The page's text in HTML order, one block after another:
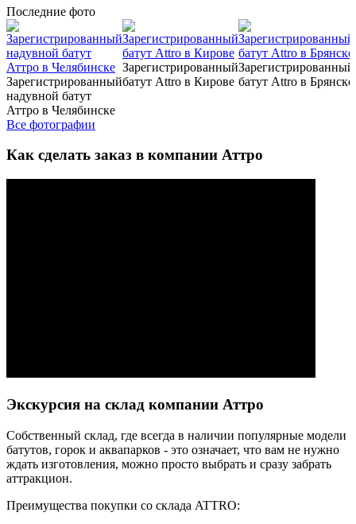
Последние фото
Зарегистрированный
надувной батут
Аттро в Челябинске
Зарегистрированный
батут Attro в Кирове
Зарегистрированный
батут Attro в Брянске
Все фотографии
Как сделать заказ в компании Аттро
Экскурсия на склад компании Аттро
Cобственный склад, где всегда в наличии популярные модели
батутов, горок и аквапарков - это означает, что вам не нужно
ждать изготовления, можно просто выбрать и сразу забрать
аттракцион.
Преимущества покупки со склада ATTRO: